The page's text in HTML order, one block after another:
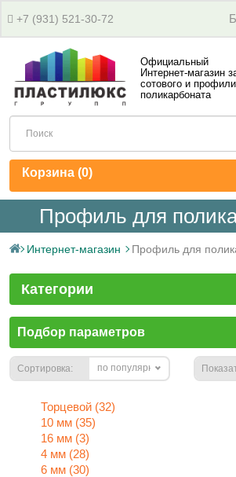
+7 (931) 521-30-72
Официальный
Интернет-магазин
сотового и
поликарбоната
Корзина (0)
Профиль для
Интернет-магазин Профиль для
Категории
Подбор параметров
Сортировка: по популярности
Торцевой (32)
10 мм (35)
16 мм (3)
4 мм (28)
6 мм (30)